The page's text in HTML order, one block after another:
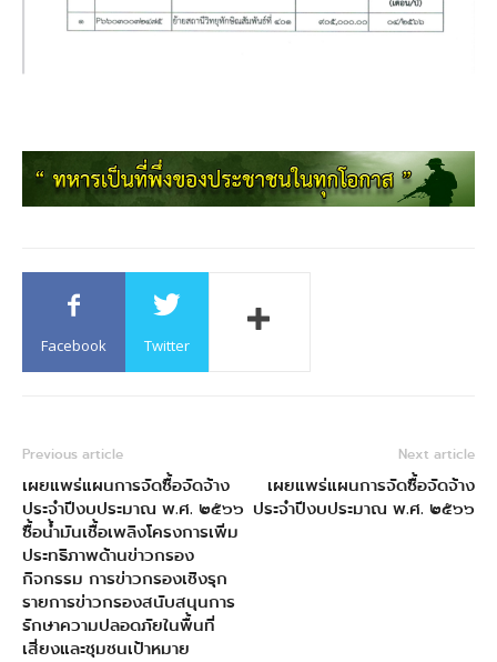
Facebook Twitter
Previous article
เผยแพร่แผนการจัดซื้อจัดจ้าง
ประจำปีงบประมาณ พ.ศ. ๒๕๖๖
ซื้อน้ำมันเชื้อเพลิงโครงการเพิ่ม
ประทธิภาพด้านข่าวกรอง
กิจกรรม การข่าวกรองเชิงรุก
รายการข่าวกรองสนับสนุนการ
รักษาความปลอดภัยในพื้นที่
เสี่ยงและชุมชนเป้าหมาย
Next article
เผยแพร่แผนการจัดซื้อจัดจ้าง
ประจำปีงบประมาณ พ.ศ. ๒๕๖๖